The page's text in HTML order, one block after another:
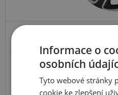
282 Kč
229 Kč
Informace o
osobních
Tyto webové stránky
cookie ke zlepšení